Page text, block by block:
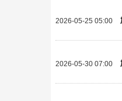
2026-05-25 05:00
2026-05-30 07:00